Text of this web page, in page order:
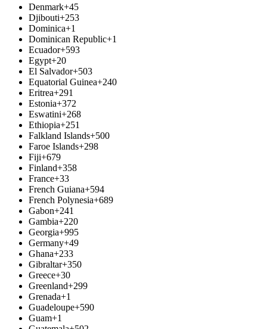
Denmark+45
Djibouti+253
Dominica+1
Dominican Republic+1
Ecuador+593
Egypt+20
El Salvador+503
Equatorial Guinea+240
Eritrea+291
Estonia+372
Eswatini+268
Ethiopia+251
Falkland Islands+500
Faroe Islands+298
Fiji+679
Finland+358
France+33
French Guiana+594
French Polynesia+689
Gabon+241
Gambia+220
Georgia+995
Germany+49
Ghana+233
Gibraltar+350
Greece+30
Greenland+299
Grenada+1
Guadeloupe+590
Guam+1